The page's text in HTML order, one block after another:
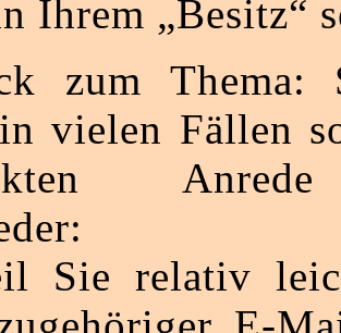
Ihrem „Besitz“
zum Thema:
vielen Fällen
Sie relativ